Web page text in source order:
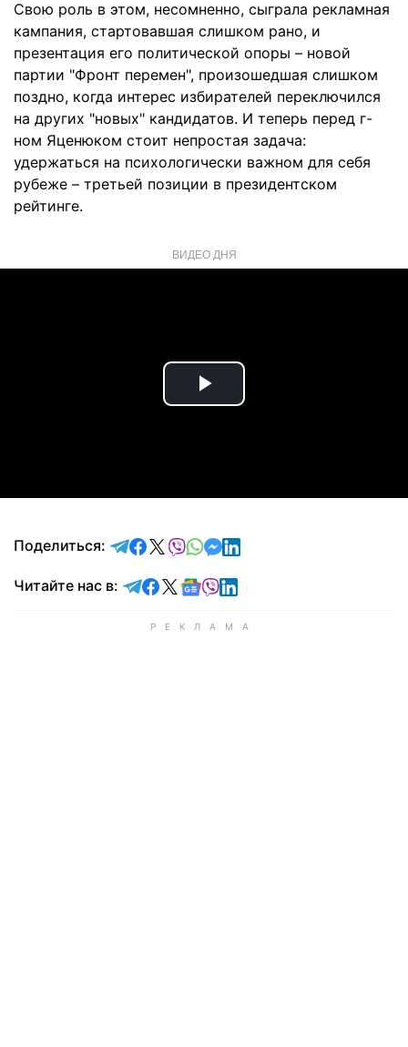
Свою роль в этом, несомненно, сыграла рекламная
кампания, стартовавшая слишком рано, и
презентация его политической опоры – новой
партии "Фронт перемен", произошедшая слишком
поздно, когда интерес избирателей переключился
на других "новых" кандидатов. И теперь перед г-
ном Яценюком стоит непростая задача:
удержаться на психологически важном для себя
рубеже – третьей позиции в президентском
рейтинге.
ВИДЕО ДНЯ
Play
Поделиться: отправить в Telegram
поделиться в Facebook
поделиться в X
отправить в Viber
отправить в Whatsapp
отправить в Messenger
отправить в LinkedIn
Читайте нас в: Читайте в Telegram
Читайте в Facebook
Читайте в X
Читайте в Google news
Читайте в Viber
Читайте в LinkedIn